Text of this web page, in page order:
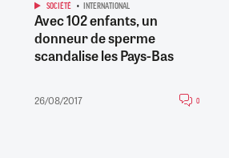
SOCIÉTÉ INTERNATIONAL
Avec 102 enfants, un
donneur de sperme
scandalise les Pays-Bas
26/08/2017 0